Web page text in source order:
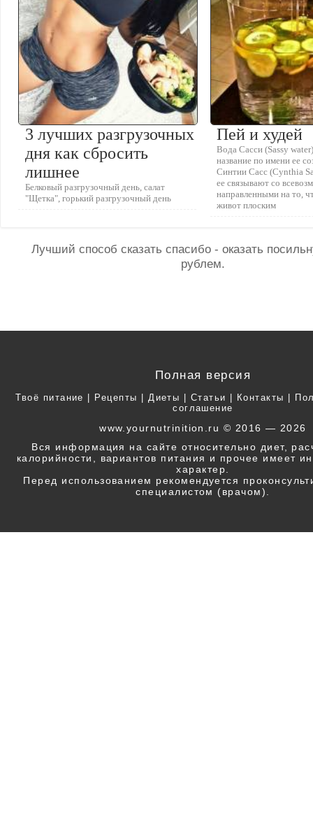
3 лучших разгрузочных
дня как сбросить
лишнее
Белковый разгрузочный день, салат
"Щетка", горький разгрузочный день
Пей и худей
Вода Сасси (Sassy
название по имени ее
Синтии Сасс (Cynthia
ее связывают со
направленными на то,
живот плоским
Лучший способ сказать спасибо - оказать
рублем.
Полная версия
Твоё питание Рецепты Диеты Статьи Контакты
соглашение
www.yournutrinition.ru © 2016 — 2026
Вся информация на сайте относительно диет,
калорийности, вариантов питания и прочее имеет
характер.
Перед использованием рекомендуется
специалистом (врачом).